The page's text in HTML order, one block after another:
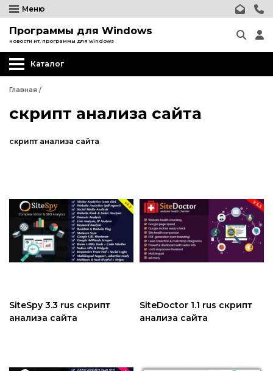
Меню
Программы для Windows
новости ит, программы для windows
Каталог
Главная /
скрипт анализа сайта
скрипт анализа сайта
SiteSpy 3.3 rus скрипт
анализа сайта
SiteDoctor 1.1 rus скрипт
анализа сайта